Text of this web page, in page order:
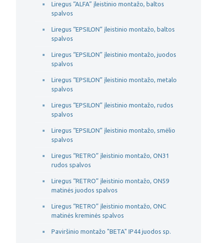
Liregus “ALFA” įleistinio montažo, baltos
spalvos
Liregus “EPSILON” įleistinio montažo, baltos
spalvos
Liregus “EPSILON” įleistinio montažo, juodos
spalvos
Liregus “EPSILON” įleistinio montažo, metalo
spalvos
Liregus “EPSILON” įleistinio montažo, rudos
spalvos
Liregus “EPSILON” įleistinio montažo, smėlio
spalvos
Liregus “RETRO” įleistinio montažo, ON31
rudos spalvos
Liregus “RETRO” įleistinio montažo, ON59
matinės juodos spalvos
Liregus “RETRO” įleistinio montažo, ONC
matinės kreminės spalvos
Paviršinio montažo "BETA" IP44 juodos sp.